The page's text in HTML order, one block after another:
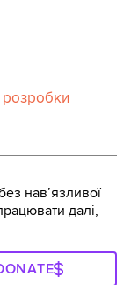
розробки
навʼязливої
далі,